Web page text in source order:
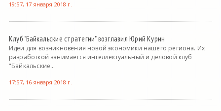
19:57, 17 января 2018 г.
Клуб "Байкальские стратегии" возглавил Юрий Курин
Идеи для возникновения новой экономики нашего региона. Их
разработкой занимается интеллектуальный и деловой клуб
"Байкальские...
17:57, 16 января 2018 г.